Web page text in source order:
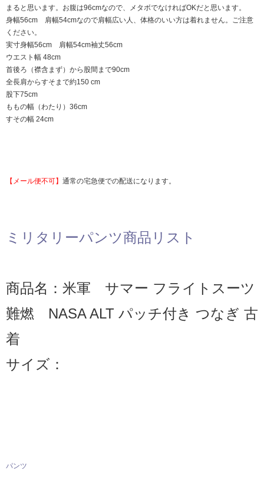
まると思います。お腹は96cmなので、メタボでなければOKだと思います。
身幅56cm 肩幅54cmなので肩幅広い人、体格のいい方は着れません。ご注意
ください。
実寸身幅56cm 肩幅54cm袖丈56cm
ウエスト幅 48cm
首後ろ（襟含まず）から股間まで90cm
全長肩からすそまで約150 cm
股下75cm
ももの幅（わたり）36cm
すその幅 24cm
【メール便不可】 通常の宅急便での配送になります。
ミリタリーパンツ商品リスト
商品名：米軍 サマー フライトスーツ
難燃 NASA ALT パッチ付き つなぎ 古
着
サイズ：
パンツ